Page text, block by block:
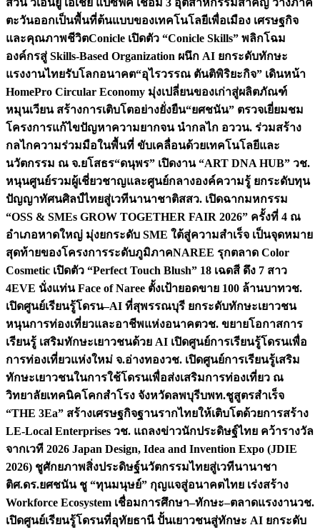
ส่วน วีเอ็นยู เอเชีย แปซิฟิค เชื่อม 3 อุตสาหกรรมสำคัญ วางภาค
ตะวันออกเป็นพื้นที่ต้นแบบของเทคโนโลยีเพื่อเมือง เศรษฐกิจ
และคุณภาพชีวิตConicle เปิดตัว “Conicle Skills” พลิกโฉม
องค์กรสู่ Skills-Based Organization ผนึก AI ยกระดับทักษะ
แรงงานไทยรับโลกอนาคต“อุไรวรรณ ตันติพิริยะกิจ” เดินหน้า
HomePro Circular Economy มุ่งเปลี่ยนของเก่าสู่ผลิตภัณฑ์
หมุนเวียน สร้างการเติบโตอย่างยั่งยืน“ยศชนัน” ตรวจเยี่ยมชม
โครงการแก้ไขปัญหาความยากจน นำกลไก อววน. ร่วมสร้าง
กลไกความร่วมมือในพื้นที่ ขับเคลื่อนด้วยเทคโนโลยีและ
นวัตกรรม ณ จ.ยโสธร“ดนุพร” เปิดงาน “ART DNA HUB” วช.
หนุนศูนย์รวมผู้เชี่ยวชาญและศูนย์กลางองค์ความรู้ ยกระดับทุน
ปัญญาทัศนศิลป์ไทยสู่เวทีนานาชาติสสว. เปิดฉากมหกรรม
“OSS & SMEs GROW TOGETHER FAIR 2026” ครั้งที่ 4 ณ
อำเภอหาดใหญ่ มุ่งยกระดับ SME ใต้สู่ความสำเร็จ เป็นจุดหมาย
สุดท้ายของโครงการระดับภูมิภาคNAREE รุกตลาด Color
Cosmetic เปิดตัว “Perfect Touch Blush” 18 เฉดสี ดึง 7 สาว
4EVE นั่งแท่น Face of Naree ตั้งเป้ายอดขาย 100 ล้านบาทวช.
เปิดศูนย์เรียนรู้โดรน–AI ที่สุพรรณบุรี ยกระดับทักษะเยาวชน
หนุนการท่องเที่ยวและอาชีพแห่งอนาคตวช. ขยายโอกาสการ
เรียนรู้ เสริมทักษะเยาวชนด้วย AI เปิดศูนย์การเรียนรู้โดรนเพื่อ
การท่องเที่ยวแห่งใหม่ จ.อ่างทองวช. เปิดศูนย์การเรียนรู้เสริม
ทักษะเยาวชนในการใช้โดรนเพื่อส่งเสริมการท่องเที่ยว ณ
วิทยาลัยเทคนิคโคกสำโรง จังหวัดลพบุรีบพท.ชูสูตรสำเร็จ
“THE 3Ea” สร้างเศรษฐกิจฐานรากไทยให้เติบโตด้วยการสร้าง
LE-Local Enterprises วช. แถลงข่าวนักประดิษฐ์ไทย คว้ารางวัล
จากเวที 2026 Japan Design, Idea and Invention Expo (JDIE
2026) ชูศักยภาพสิ่งประดิษฐ์นวัตกรรมไทยสู่เวทีนานาชา
ติศ.ดร.ยศชนัน ชู “ทุนมนุษย์” กุญแจสู่อนาคตไทย เร่งสร้าง
Workforce Ecosystem เชื่อมการศึกษา–ทักษะ–ตลาดแรงงานวช.
เปิดศูนย์เรียนรู้โดรนที่อุทัยธานี ปั้นเยาวชนสู่ทักษะ AI ยกระดับ